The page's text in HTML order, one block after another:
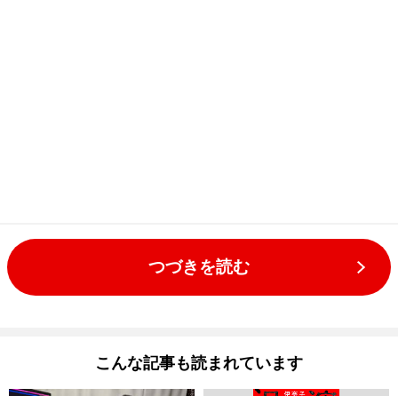
つづきを読む
こんな記事も読まれています